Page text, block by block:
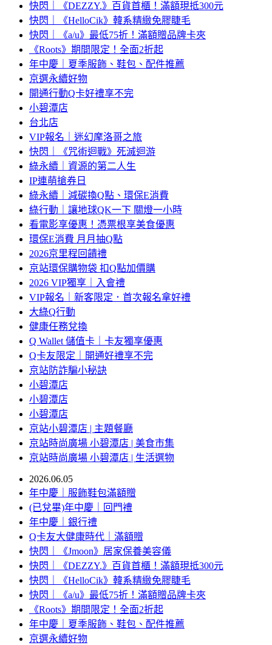
快閃｜《DEZZY.》百貨首櫃！滿額現抵300元
快閃｜《HelloCik》韓系精緻免膠睫毛
快閃｜《a/u》最低75折！滿額贈品牌卡夾
《Roots》期間限定！全面2折起
年中慶｜夏季服飾、鞋包、配件推薦
京選永續好物
開通行動Q卡好禮享不完
小碧潭店
台北店
VIP報名｜迷幻摩洛哥之旅
快閃｜《咒術迴戰》死滅迴游
綠永續｜資源的第二人生
IP連萌搶券日
綠永續｜減碳換Q點、環保E消費
綠行動｜讓地球QK一下 關燈一小時
看電影享優惠！憑票根享美食優惠
環保E消費 月月抽Q點
2026京里程回饋禮
京站環保購物袋 扣Q點加價購
2026 VIP獨享｜入會禮
VIP報名｜新客限定．首次報名拿好禮
大綠Q行動
健康任務兌換
Q Wallet 儲值卡｜卡友獨享優惠
Q卡友限定｜開通好禮享不完
京站防詐騙小秘訣
小碧潭店
小碧潭店
小碧潭店
京站小碧潭店 | 主題餐廳
京站時尚廣場 小碧潭店 | 美食市集
京站時尚廣場 小碧潭店 | 生活選物
2026.06.05
年中慶｜服飾鞋包滿額贈
(已兌畢)年中慶｜回門禮
年中慶｜銀行禮
Q卡友大健康時代｜滿額贈
快閃｜《Jmoon》居家保養美容儀
快閃｜《DEZZY.》百貨首櫃！滿額現抵300元
快閃｜《HelloCik》韓系精緻免膠睫毛
快閃｜《a/u》最低75折！滿額贈品牌卡夾
《Roots》期間限定！全面2折起
年中慶｜夏季服飾、鞋包、配件推薦
京選永續好物